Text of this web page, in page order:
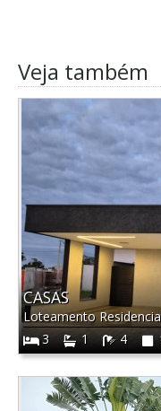
Veja também
CASAS
Loteamento
3
1 4